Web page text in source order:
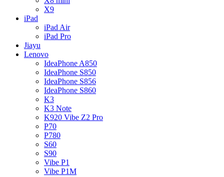
X9
iPad
iPad Air
iPad Pro
Jiayu
Lenovo
IdeaPhone A850
IdeaPhone S850
IdeaPhone S856
IdeaPhone S860
K3
K3 Note
K920 Vibe Z2 Pro
P70
P780
S60
S90
Vibe P1
Vibe P1M